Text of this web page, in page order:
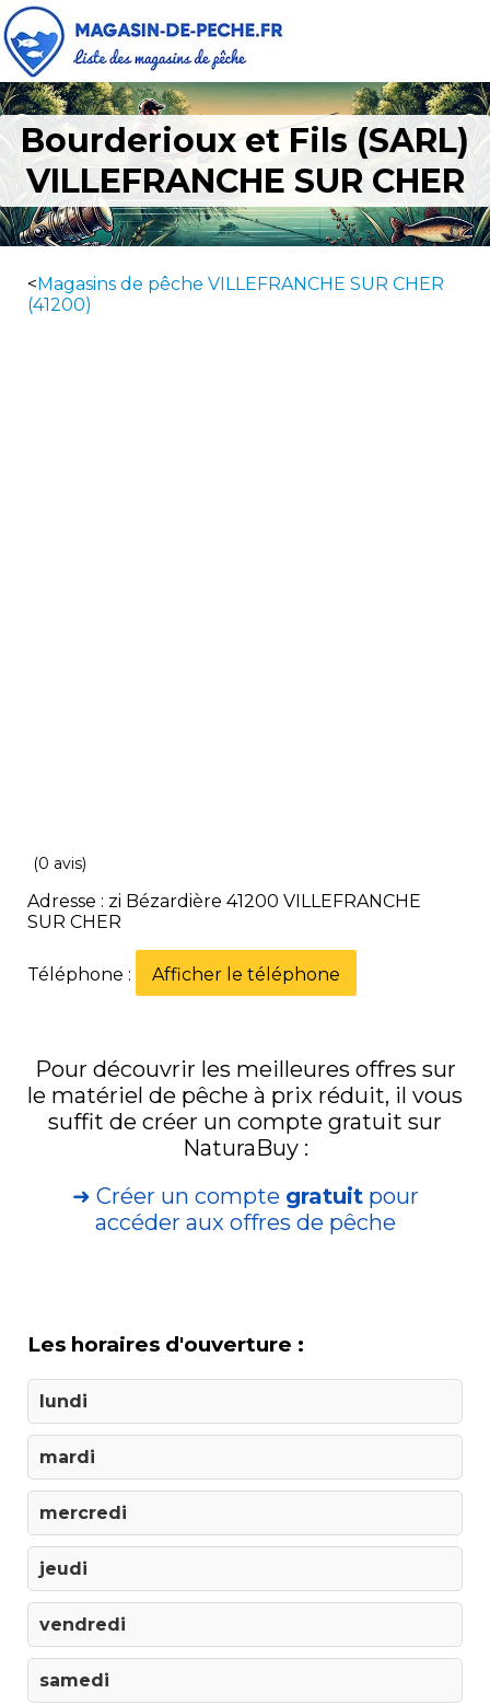
Bourderioux et Fils (SARL)
VILLEFRANCHE SUR CHER
<Magasins de pêche VILLEFRANCHE SUR CHER
(41200)
(0 avis)
Adresse : zi Bézardière 41200 VILLEFRANCHE
SUR CHER
Téléphone : Afficher le téléphone
Pour découvrir les meilleures offres sur
le matériel de pêche à prix réduit, il vous
suffit de créer un compte gratuit sur
NaturaBuy :
➜ Créer un compte gratuitpour
accéder aux offres de pêche
Les horaires d'ouverture :
lundi
mardi
mercredi
jeudi
vendredi
samedi